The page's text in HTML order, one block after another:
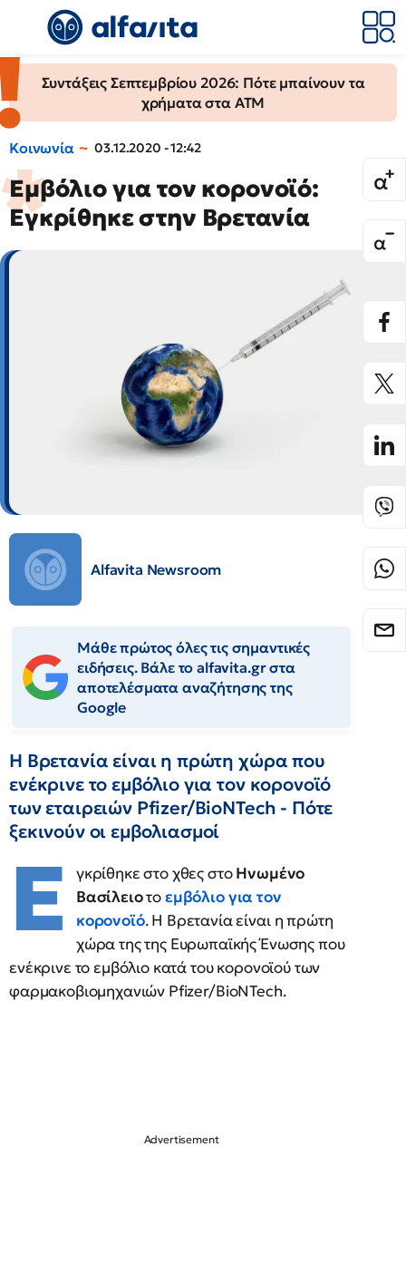
Συντάξεις Σεπτεμβρίου 2026: Πότε μπαίνουν τα
χρήματα στα ΑΤΜ
Κοινωνία 03.12.2020 - 12:42
Εμβόλιο για τον κορονοϊό:
Εγκρίθηκε στην Βρετανία
Alfavita Newsroom
Μάθε πρώτος όλες τις σημαντικές
ειδήσεις. Βάλε το alfavita.gr στα
αποτελέσματα αναζήτησης της
Google
Η Βρετανία είναι η πρώτη χώρα που
ενέκρινε το εμβόλιο για τον κορονοϊό
των εταιρειών Pfizer/BioNTech - Πότε
ξεκινούν οι εμβολιασμοί
Ε γκρίθηκε στο χθες στοΗνωμένο
Βασίλειοτοεμβόλιο για τον
κορονοϊό. Η Βρετανία είναι η πρώτη
χώρα της της Ευρωπαϊκής Ένωσης που
ενέκρινε το εμβόλιο κατά του κορονοϊού των
φαρμακοβιομηχανιών Pfizer/BioNTech.